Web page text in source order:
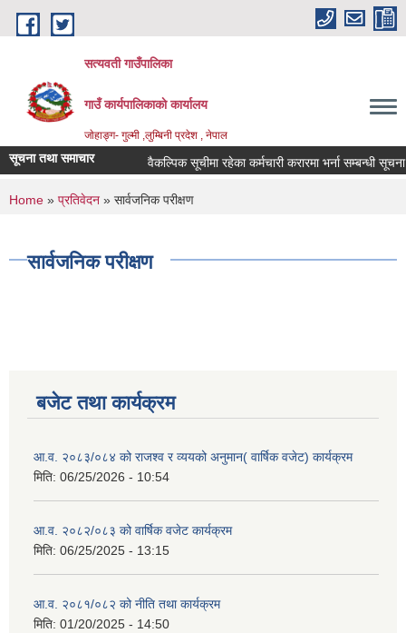
Skip to main content
सत्यवती गाउँपालिका
गाउँ कार्यपालिकाकाे कार्यालय
जाेहाङ्ग- गुल्मी ,लुम्बिनी प्रदेश , नेपाल
सूचना तथा समाचार वैकल्पिक सूचीमा रहेका कर्मचारी करारमा भर्ना सम्बन्धी सूचना ।
You are here
Home » प्रतिवेदन » सार्वजनिक परीक्षण
सार्वजनिक परीक्षण
बजेट तथा कार्यक्रम
आ.व. २०८३/०८४ को राजश्व र व्ययको अनुमान( वार्षिक वजेट) कार्यक्रम
मिति: 06/25/2026 - 10:54
आ.व. २०८२/०८३ को वार्षिक वजेट कार्यक्रम
मिति: 06/25/2025 - 13:15
आ.व. २०८१/०८२ को नीति तथा कार्यक्रम
मिति: 01/20/2025 - 14:50